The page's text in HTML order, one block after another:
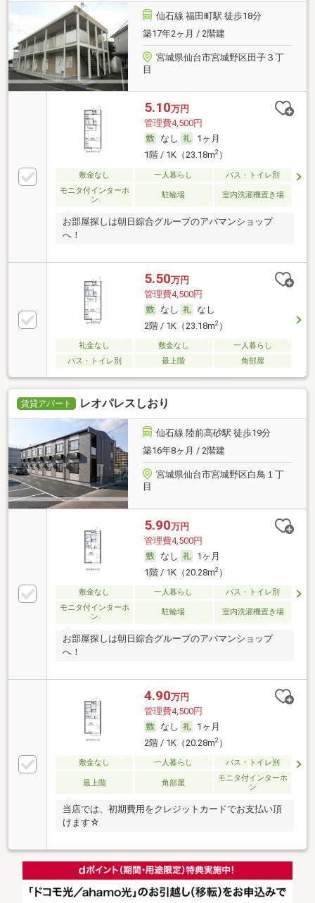
仙石線 福田町駅 徒歩18分
築17年2ヶ月 / 2階建
宮城県仙台市宮城野区田子３丁
目
5.10万円
管理費4,500円
なし
1ヶ月
1階 / 1K（23.18m2）
敷金なし 一人暮らし
バス・トイレ別
モニタ付インターホ
ン
駐輪場 室内洗濯機置き場
お部屋探しは朝日綜合グループのアパマンショップ
へ！
5.50万円
管理費4,500円
なし
なし
2階 / 1K（23.18m2）
礼金なし 敷金なし
一人暮らし
バス・トイレ別
最上階 角部屋
賃貸アパート レオパレスしおり
仙石線 陸前高砂駅 徒歩19分
築16年8ヶ月 / 2階建
宮城県仙台市宮城野区白鳥１丁
目
5.90万円
管理費4,500円
なし
1ヶ月
1階 / 1K（20.28m2）
敷金なし 一人暮らし
バス・トイレ別
モニタ付インターホ
ン
駐輪場 室内洗濯機置き場
お部屋探しは朝日綜合グループのアパマンショップ
へ！
4.90万円
管理費4,500円
なし
1ヶ月
2階 / 1K（20.28m2）
敷金なし 一人暮らし バス・トイレ別
最上階 角部屋
モニタ付インターホ
ン
当店では、初期費用をクレジットカードでお支払い頂
けます☆